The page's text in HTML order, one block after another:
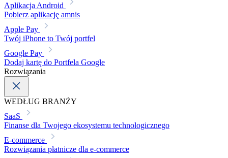
Aplikacja Android
Pobierz aplikację amnis
Apple Pay
Twój iPhone to Twój portfel
Google Pay
Dodaj kartę do Portfela Google
Rozwiązania
WEDŁUG BRANŻY
SaaS
Finanse dla Twojego ekosystemu technologicznego
E-commerce
Rozwiązania płatnicze dla e-commerce